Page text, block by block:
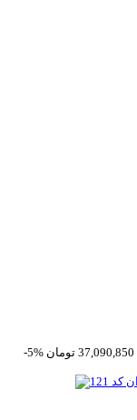
-5%
37,090,850 تومان